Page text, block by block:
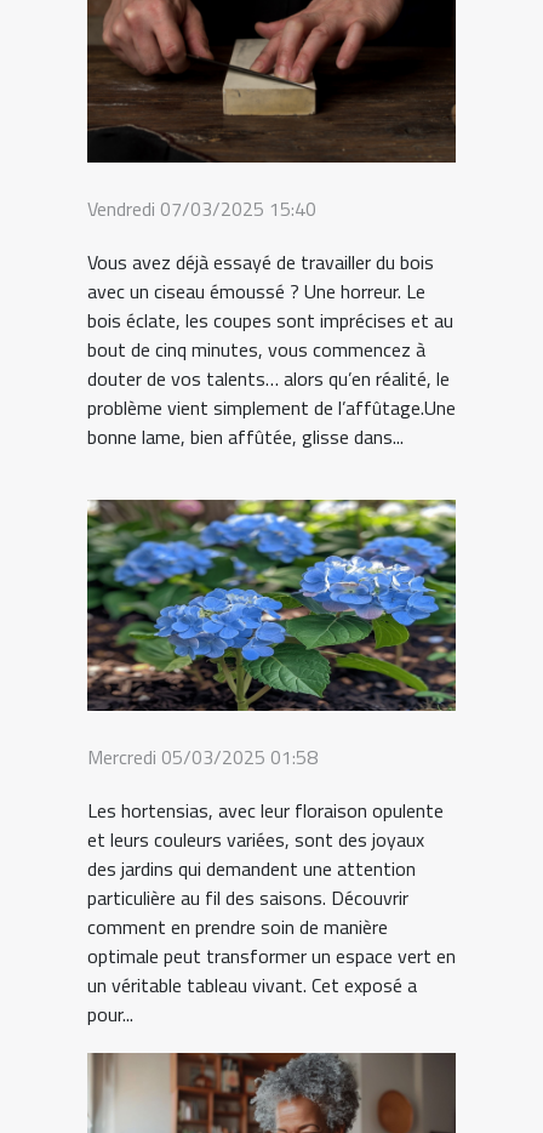
Vendredi 07/03/2025 15:40
Vous avez déjà essayé de travailler du bois
avec un ciseau émoussé ? Une horreur. Le
bois éclate, les coupes sont imprécises et au
bout de cinq minutes, vous commencez à
douter de vos talents… alors qu’en réalité, le
problème vient simplement de l’affûtage.Une
bonne lame, bien affûtée, glisse dans...
Mercredi 05/03/2025 01:58
Les hortensias, avec leur floraison opulente
et leurs couleurs variées, sont des joyaux
des jardins qui demandent une attention
particulière au fil des saisons. Découvrir
comment en prendre soin de manière
optimale peut transformer un espace vert en
un véritable tableau vivant. Cet exposé a
pour...